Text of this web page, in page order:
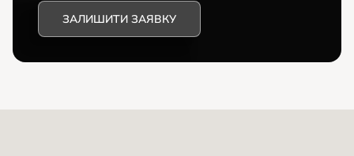
ЗАЛИШИТИ ЗАЯВКУ